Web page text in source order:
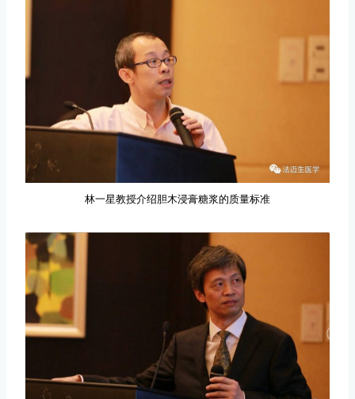
林一星教授介绍胆木浸膏糖浆的质量标准